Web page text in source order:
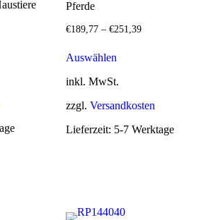
Pferde
€189,77– €251,39
AuswählenProdukt
mehrere
auf.
Optionen
werden
inkl. MwSt.
zzgl. Versandkosten
Lieferzeit: 5-7 Werktage